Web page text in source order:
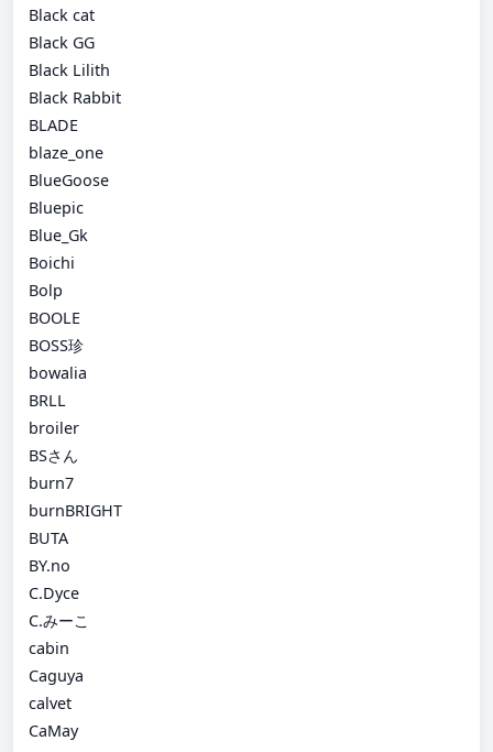
Black cat
Black GG
Black Lilith
Black Rabbit
BLADE
blaze_one
BlueGoose
Bluepic
Blue_Gk
Boichi
Bolp
BOOLE
BOSS珍
bowalia
BRLL
broiler
BSさん
burn7
burnBRIGHT
BUTA
BY.no
C.Dyce
C.みーこ
cabin
Caguya
calvet
CaMay